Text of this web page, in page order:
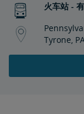
火车站 -
Tyrone,